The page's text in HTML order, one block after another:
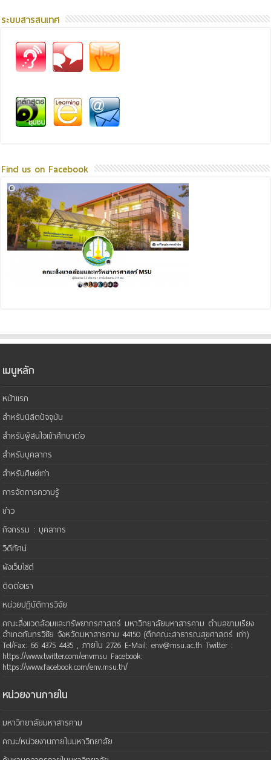
ระบบสารสนเทศ
Find us on Facebook
เมนูหลัก
หน้าแรก
สำหรับนิสิตปัจจุบัน
สำหรับผู้สนใจเข้าศึกษาต่อ
สำหรับบุคลากร
สำหรับศิษย์เก่า
การจัดการความรู้
ข่าว
กิจกรรม : บุคลากร
วิดีทัศน์
ผังเว็บไซต์
ติดต่อเรา
หน่วยปฏิบัติการวิจัย
คณะสิ่งแวดล้อมและทรัพยากรศาสตร์ มหาวิทยาลัยมหาสารคาม ตำบลขามเรียง
อำเภอกันทรวิชัย จังหวัดมหาสารคาม 44150 (ตึกคณะสาธารณสุขศาสตร์ เก่า)
Tel/Fax: 66 4375 4435 , ภายใน 2726 E-Mail: env@msu.ac.th Twitter :
https://www.twitter.com/envmsu Facebook:
https://www.facebook.com/env.msu.th/
หน่วยงานภายใน
มหาวิทยาลัยมหาสารคาม
คณะ/หน่วยงานภายในมหาวิทยาลัย